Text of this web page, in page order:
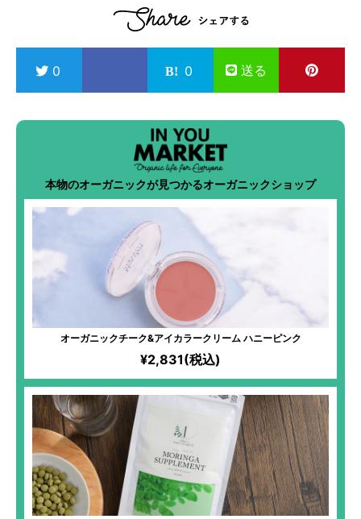
0 0 送る
本物のオーガニックが見つかるオーガニックショップ
オーガニックチーク&アイカラークリーム ハニーピンク
¥2,831(税込)